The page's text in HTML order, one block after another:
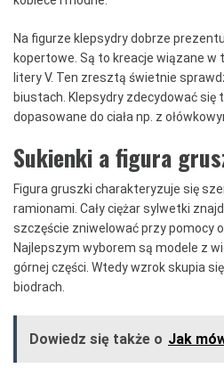
Na figurze klepsydry dobrze
kopertowe. Są to kreacje wiązane w
litery V. Ten zresztą świetnie
biustach. Klepsydry zdecydować się
dopasowane do ciała np. z
Sukienki a figura
Figura gruszki charakteryzuje się
ramionami. Cały ciężar sylwetki
szczęście zniwelować przy pomocy
Najlepszym wyborem są modele z
górnej części. Wtedy wzrok skupia
biodrach.
Dowiedz się także o Jak